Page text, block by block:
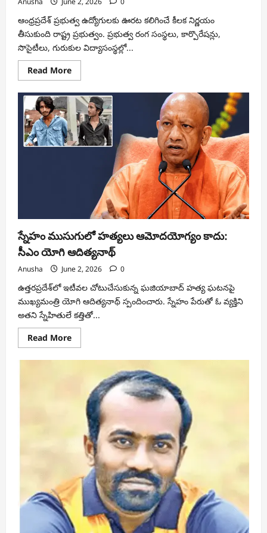
ఆంధ్రప్రదేశ్ ప్రభుత్వ ఉద్యోగులకు ఊరట కలిగించే కీలక నిర్ణయం
తీసుకుంది రాష్ట్ర ప్రభుత్వం. ప్రభుత్వ రంగ సంస్థలు, కార్పొరేషన్లు,
సొసైటీలు, గురుకుల విద్యాసంస్థల్లో...
Read MoreRead
more
15
వేల
మంది
ఉద్యోగులకు
ఊరట..
రిటైర్మెంట్
వయసు
స్నేహం ముసుగులో హత్యలు ఆమోదయోగ్యం కాదు:
సీఎం యోగి ఆదిత్యనాథ్
Anusha June 2, 2026 0
ఉత్తరప్రదేశ్‌లో ఇటీవల చోటుచేసుకున్న ఘజియాబాద్ హత్య ఘటనపై
ముఖ్యమంత్రి యోగి ఆదిత్యనాథ్ స్పందించారు. స్నేహం పేరుతో ఓ వ్యక్తిని
అతని స్నేహితులే కత్తితో...
Read MoreRead
more
స్నేహం
ఆమోదయోగ్యం
కాదు:
సీఎం
యోగి
ఆదిత్యనాథ్